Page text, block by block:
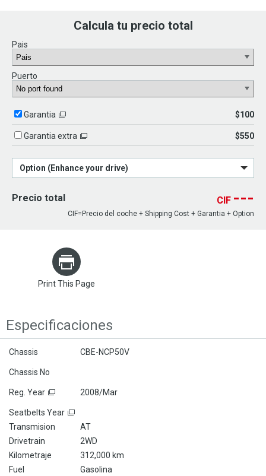
Calcula tu precio total
Pais
Puerto
Garantia $100
Garantia extra $550
Option (Enhance your drive)
Precio total CIF ---
CIF=Precio del coche + Shipping Cost + Garantia + Option
Print This Page
Especificaciones
Chassis CBE-NCP50V
Chassis No
Reg. Year 2008/Mar
Seatbelts Year
Transmision
AT
Drivetrain
2WD
Kilometraje
312,000 km
Fuel
Gasolina